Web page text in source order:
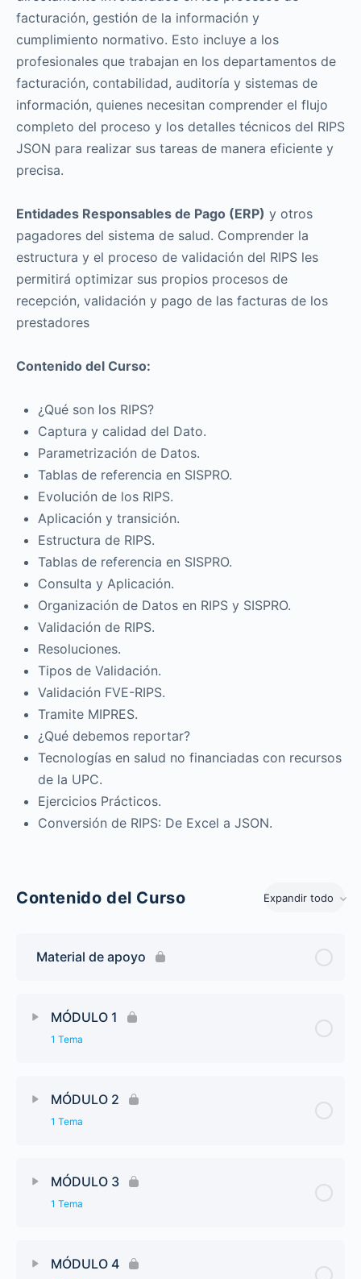
facturación, gestión de la información y
cumplimiento normativo. Esto incluye a los
profesionales que trabajan en los departamentos de
facturación, contabilidad, auditoría y sistemas de
información, quienes necesitan comprender el flujo
completo del proceso y los detalles técnicos del RIPS
JSON para realizar sus tareas de manera eficiente y
precisa.
Entidades Responsables de Pago (ERP) y otros
pagadores del sistema de salud. Comprender la
estructura y el proceso de validación del RIPS les
permitirá optimizar sus propios procesos de
recepción, validación y pago de las facturas de los
prestadores
Contenido del Curso:
¿Qué son los RIPS?
Captura y calidad del Dato.
Parametrización de Datos.
Tablas de referencia en SISPRO.
Evolución de los RIPS.
Aplicación y transición.
Estructura de RIPS.
Tablas de referencia en SISPRO.
Consulta y Aplicación.
Organización de Datos en RIPS y SISPRO.
Validación de RIPS.
Resoluciones.
Tipos de Validación.
Validación FVE-RIPS.
Tramite MIPRES.
¿Qué debemos reportar?
Tecnologías en salud no financiadas con recursos
de la UPC.
Ejercicios Prácticos.
Conversión de RIPS: De Excel a JSON.
Contenido del Curso Expandir todo
Material de apoyo
MÓDULO 1
1 Tema
MÓDULO 2
1 Tema
MÓDULO 3
1 Tema
MÓDULO 4